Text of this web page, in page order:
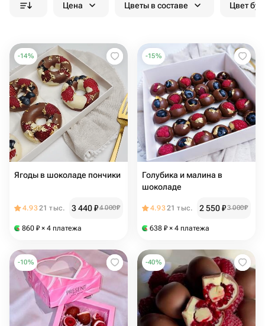
Цена Цветы в составе Цвет
-14%
Ягоды в шоколаде пончики
4.9321 тыс. 3 440₽4 000₽
860 ₽ × 4 платежа
-15%
Голубика и малина в
шоколаде
4.9321 тыс. 2 550₽3 000₽
638 ₽ × 4 платежа
-10% -40%